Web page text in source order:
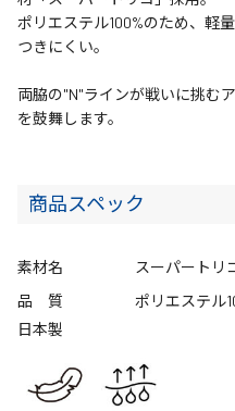
ポリエステル100%のため、軽
つきにくい。
両脇の"N"ラインが戦いに挑む
を鼓舞します。
商品スペック
素材名
スーパートリ
品 質
ポリエステル
日本製